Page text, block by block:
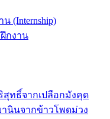
(Internship)
กงาน
ทธิ์จากเปลือกมังคุด
นินจากข้าวโพดม่วง